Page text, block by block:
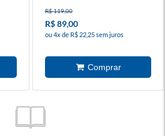
R$ 119,00
R$ 89,00
ou 4x de R$ 22,25 sem juros